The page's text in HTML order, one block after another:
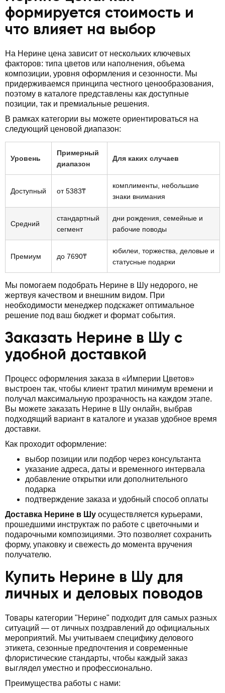
формируется стоимость и
что влияет на выбор
На Нерине цена зависит от нескольких ключевых
факторов: типа цветов или наполнения, объема
композиции, уровня оформления и сезонности. Мы
придерживаемся принципа честного ценообразования,
поэтому в каталоге представлены как доступные
позиции, так и премиальные решения.
В рамках категории вы можете ориентироваться на
следующий ценовой диапазон:
Уровень
Примерный
диапазон
Для каких случаев
Доступный от 5383₸
комплименты, небольшие
знаки внимания
Средний
стандартный
сегмент
дни рождения, семейные и
рабочие поводы
Премиум до 7690₸
юбилеи, торжества, деловые и
статусные подарки
Мы помогаем подобрать Нерине в Шу недорого, не
жертвуя качеством и внешним видом. При
необходимости менеджер подскажет оптимальное
решение под ваш бюджет и формат события.
Заказать Нерине в Шу с
удобной доставкой
Процесс оформления заказа в «Империи Цветов»
выстроен так, чтобы клиент тратил минимум времени и
получал максимальную прозрачность на каждом этапе.
Вы можете заказать Нерине в Шу онлайн, выбрав
подходящий вариант в каталоге и указав удобное время
доставки.
Как проходит оформление:
выбор позиции или подбор через консультанта
указание адреса, даты и временного интервала
добавление открытки или дополнительного
подарка
подтверждение заказа и удобный способ оплаты
Доставка Нерине в Шу осуществляется курьерами,
прошедшими инструктаж по работе с цветочными и
подарочными композициями. Это позволяет сохранить
форму, упаковку и свежесть до момента вручения
получателю.
Купить Нерине в Шу для
личных и деловых поводов
Товары категории "Нерине" подходит для самых разных
ситуаций — от личных поздравлений до официальных
мероприятий. Мы учитываем специфику делового
этикета, сезонные предпочтения и современные
флористические стандарты, чтобы каждый заказ
выглядел уместно и профессионально.
Преимущества работы с нами: